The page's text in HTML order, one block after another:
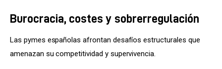
Burocracia, costes y sobrerregulación
Las pymes españolas afrontan desafíos estructurales que
amenazan su competitividad y supervivencia.